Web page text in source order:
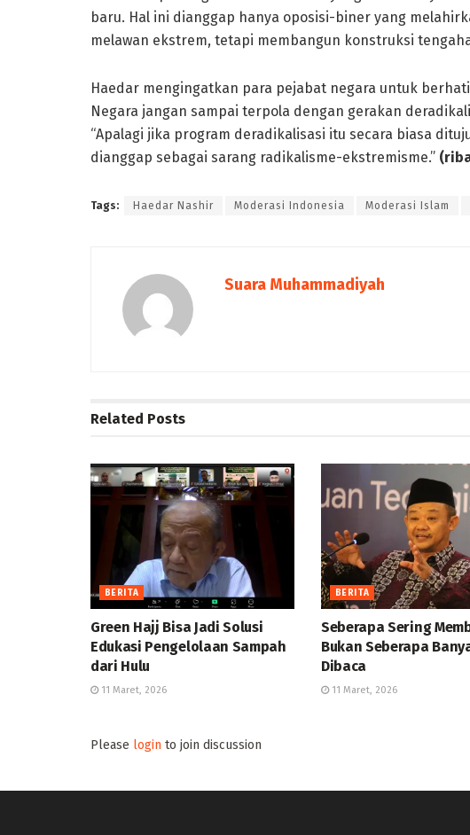
baru. Hal ini dianggap hanya oposisi-biner yang
melawan ekstrem, tetapi membangun konstruksi
Haedar mengingatkan para pejabat negara untuk
Negara jangan sampai terpola dengan gerakan
“Apalagi jika program deradikalisasi itu secara biasa
dianggap sebagai sarang radikalisme-ekstremisme.”
Tags: Haedar Nashir Moderasi Indonesia Moderasi Islam
Suara Muhammadiyah
Related Posts
BERITA
Green Hajj Bisa Jadi Solusi
Edukasi Pengelolaan Sampah
dari Hulu
11 Maret, 2026
BERITA
Seberapa Sering
Bukan Seberapa
Dibaca
11 Maret, 2026
Please login to join discussion